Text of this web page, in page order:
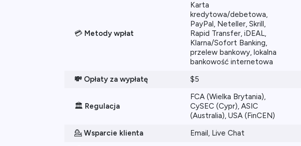
💳 Metody wpłat
Karta
kredytowa/debetowa,
PayPal, Neteller, Skrill,
Rapid Transfer, iDEAL,
Klarna/Sofort Banking,
przelew bankowy, lokalna
bankowość internetowa
💸 Opłaty za wypłatę $5
🏛️ Regulacja
FCA (Wielka Brytania),
CySEC (Cypr), ASIC
(Australia), USA (FinCEN)
💁 Wsparcie klienta Email, Live Chat